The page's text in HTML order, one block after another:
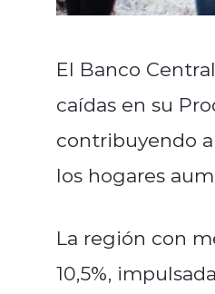
El Banco
caídas en su
contribuyendo
los hogares
La región con
10,5%,